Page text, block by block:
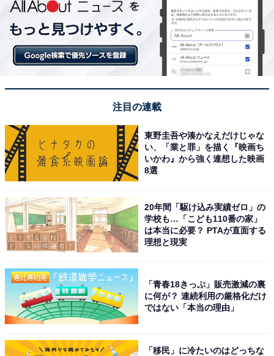
アクションシーンもこなす演技力の高さと完璧なビジュ
アルで、数多くの実写化作品にも出演しています。
回答者からは、「とにかくかわいいから。周りに嫉妬さ
れたい（20代男性／千葉県）」「かわいいし、お酒も飲
くれて話聞いてくれそう、一緒に悩んで解決してくれそ
う（20代女性／山梨県）」「感じたことをストレートに
伝えてくれて喧嘩も少なそう（20代女性／千葉県）」な
どのコメントが寄せられました。
＞次のページ：12位までの全ランキング結果を見る
※回答者のコメントは原文ママです
この記事の筆者：福島 ゆき プロフィール
アニメや漫画のレビュー、エンタメトピックスなどを中
心に、オールジャンルで執筆中のライター。時々、店舗
取材などのリポート記事も担当。All AboutおよびAll
注目の連載
東野圭吾や湊かなえだけじゃな
い、「業と罪」を描く『映画ち
いかわ』から強く連想した映画
8選
20年間「駆け込み実績ゼロ」の
学校も…「こども110番の家」
は本当に必要？ PTAが直面する
理想と現実
「青春18きっぷ」販売激減の裏
に何が？ 連続利用の厳格化だけ
ではない「本当の理由」
「移民」に冷たいのはどっちな